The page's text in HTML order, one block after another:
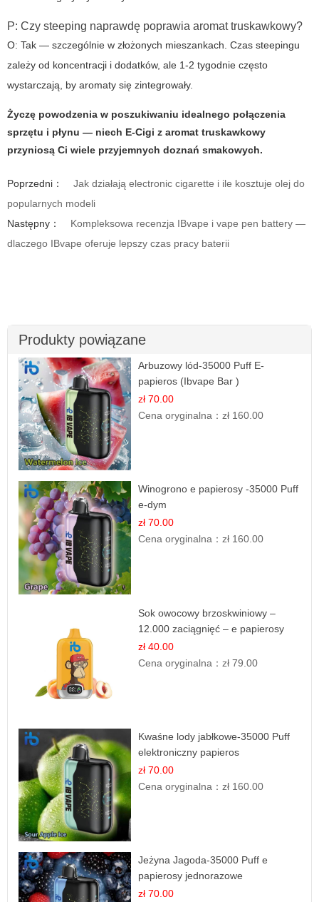
P: Czy steeping naprawdę poprawia aromat truskawkowy?
O: Tak — szczególnie w złożonych mieszankach. Czas steepingu
zależy od koncentracji i dodatków, ale 1-2 tygodnie często
wystarczają, by aromaty się zintegrowały.
Życzę powodzenia w poszukiwaniu idealnego połączenia
sprzętu i płynu — niech E-Cigi z aromat truskawkowy
przyniosą Ci wiele przyjemnych doznań smakowych.
Poprzedni：
Jak działają electronic cigarette i ile kosztuje olej do
popularnych modeli
Następny：
Kompleksowa recenzja IBvape i vape pen battery —
dlaczego IBvape oferuje lepszy czas pracy baterii
Produkty powiązane
Arbuzowy lód-35000 Puff E-
papieros (Ibvape Bar )
zł 70.00
Cena oryginalna：zł 160.00
Winogrono e papierosy -35000 Puff
e-dym
zł 70.00
Cena oryginalna：zł 160.00
Sok owocowy brzoskwiniowy –
12.000 zaciągnięć – e papierosy
jednorazowe
zł 40.00
Cena oryginalna：zł 79.00
Kwaśne lody jabłkowe-35000 Puff
elektroniczny papieros
zł 70.00
Cena oryginalna：zł 160.00
Jeżyna Jagoda-35000 Puff e
papierosy jednorazowe
zł 70.00